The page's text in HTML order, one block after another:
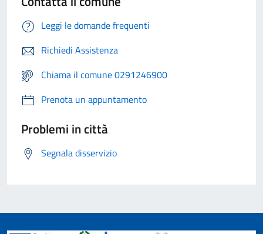
Leggi le domande frequenti
Richiedi Assistenza
Chiama il comune 0291246900
Prenota un appuntamento
Problemi in città
Segnala disservizio